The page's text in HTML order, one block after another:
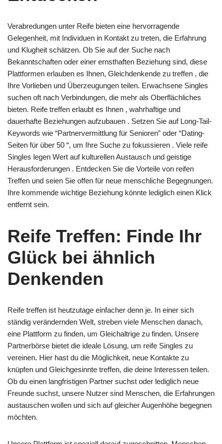
Verabredungen unter Reife bieten eine hervorragende
Gelegenheit, mit Individuen in Kontakt zu treten, die Erfahrung
und Klugheit schätzen. Ob Sie auf der Suche nach
Bekanntschaften oder einer ernsthaften Beziehung sind, diese
Plattformen erlauben es Ihnen, Gleichdenkende zu treffen , die
Ihre Vorlieben und Überzeugungen teilen. Erwachsene Singles
suchen oft nach Verbindungen, die mehr als Oberflächliches
bieten. Reife treffen erlaubt es Ihnen , wahrhaftige und
dauerhafte Beziehungen aufzubauen . Setzen Sie auf Long-Tail-
Keywords wie “Partnervermittlung für Senioren” oder “Dating-
Seiten für über 50 “, um Ihre Suche zu fokussieren . Viele reife
Singles legen Wert auf kulturellen Austausch und geistige
Herausforderungen . Entdecken Sie die Vorteile von reifen
Treffen und seien Sie offen für neue menschliche Begegnungen.
Ihre kommende wichtige Beziehung könnte lediglich einen Klick
entfernt sein.
Reife Treffen: Finde Ihr
Glück bei ähnlich
Denkenden
Reife treffen ist heutzutage einfacher denn je. In einer sich
ständig verändernden Welt, streben viele Menschen danach,
eine Plattform zu finden, um Gleichaltrige zu finden. Unsere
Partnerbörse bietet die ideale Lösung, um reife Singles zu
vereinen. Hier hast du die Möglichkeit, neue Kontakte zu
knüpfen und Gleichgesinnte treffen, die deine Interessen teilen.
Ob du einen langfristigen Partner suchst oder lediglich neue
Freunde suchst, unsere Nutzer sind Menschen, die Erfahrungen
austauschen wollen und sich auf gleicher Augenhöhe begegnen
möchten.